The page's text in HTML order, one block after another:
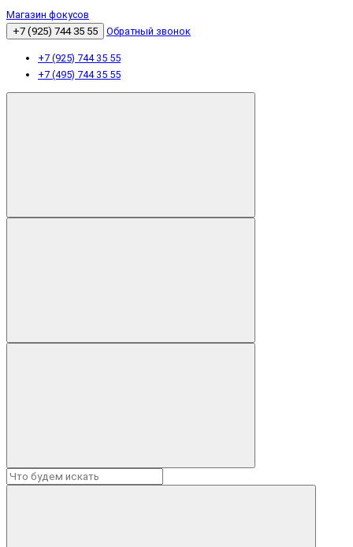
Магазин фокусов
+7 (925) 744 35 55
Обратный звонок
+7 (925) 744 35 55
+7 (495) 744 35 55